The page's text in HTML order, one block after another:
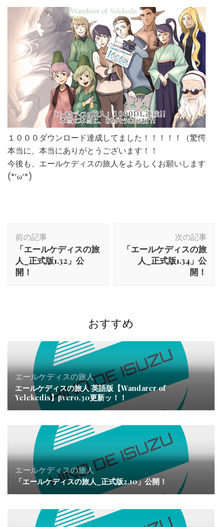
１０００ダウンロード達成してました！！！！！（驚愕
本当に、本当にありがとうございます！！
今後も、エールケディスの旅人をよろしくお願いします
(*’ω’*)
投
稿
ナ
ビ
ゲ
前の記事
「エールケディスの旅
人_正式版1.32」公
開！
次の記事
「エールケディスの旅
人_正式版1.34」公
開！
おすすめ
エールケディスの旅人
エールケディスの旅人 英語版【Wandarer of
Yelekedis】βver0.30更新ッ！！
エールケディスの旅人
「エールケディスの旅人_正式版2.10」公開！